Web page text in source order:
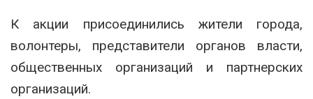
К акции присоединились жители города,
волонтеры, представители органов власти,
общественных организаций и партнерских
организаций.